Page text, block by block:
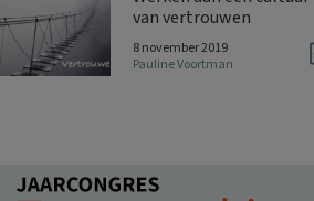
van vertrouwen
8 november 2019
Pauline Voortman